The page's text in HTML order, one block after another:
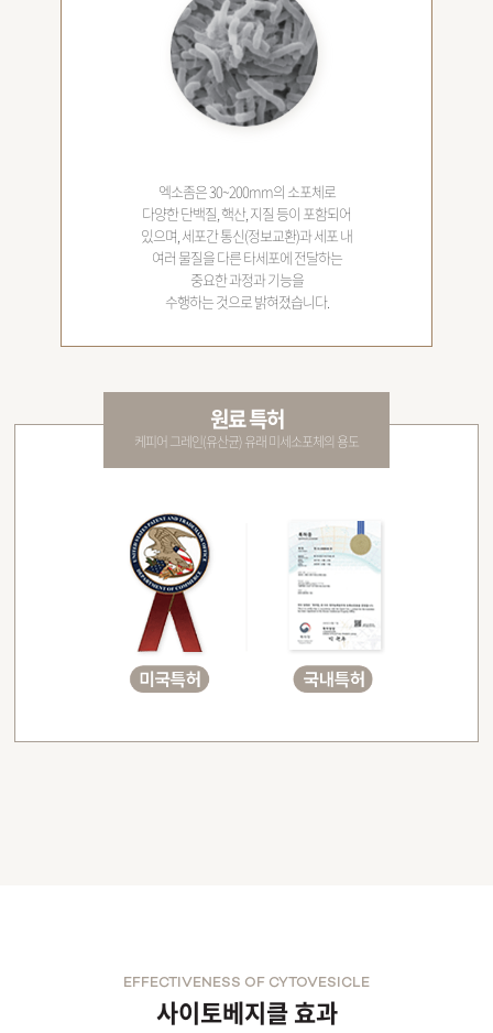
엑소좀은 30~200mm의 소포체로
다양한 단백질, 핵산, 지질 등이 포함되어
있으며, 세포간 통신(정보교환)과 세포 내
여러 물질을 다른 타세포에 전달하는
중요한 과정과 기능을
수행하는 것으로 밝혀졌습니다.
원료 특허
케피어 그레인(유산균) 유래 미세소포체의 용도
사이토베지클 효과
EFFECTIVENESS OF CYTOVESICLE